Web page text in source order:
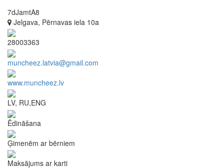
7dJamtA8
Jelgava, Pērnavas iela 10a
28003363
muncheez.latvia@gmail.com
www.muncheez.lv
LV, RU,ENG
Ēdināšana
Ģimenēm ar bērniem
Maksājums ar karti